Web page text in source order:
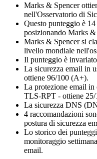
Marks & Spencer
nell'Osservatorio di
Questo punteggio è
posizionando Marks &
Marks & Spencer si
livello mondiale
Il punteggio è
La sicurezza email in
ottiene 96/100 (A+).
La protezione email
TLS-RPT - ottiene 25/
La sicurezza DNS
4 raccomandazioni
postura di sicurezza
Lo storico dei
monitoraggio
email.